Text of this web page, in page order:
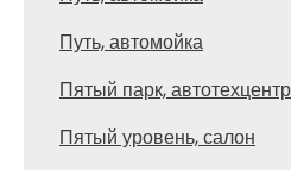
Путь, автомойка
Пятый парк, автотехцентр
Пятый уровень, салон